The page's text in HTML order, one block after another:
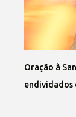
Oração à
endividados